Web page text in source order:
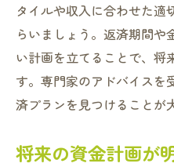
タイルや収入に合わせた適
らいましょう。返済期間や
い計画を立てることで、将
す。専門家のアドバイスを
済プランを見つけることが
将来の資金計画が